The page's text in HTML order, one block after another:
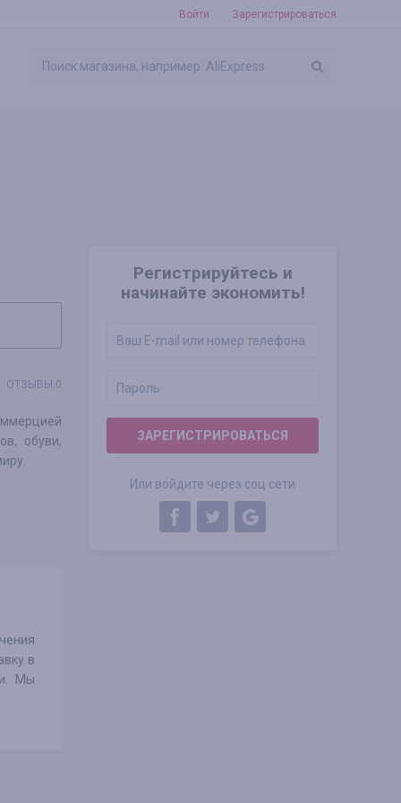
Войти Зарегистрироваться
Регистрируйтесь и
начинайте экономить!
ЗАРЕГИСТРИРОВАТЬСЯ
Или войдите через соц сети
ОТЗЫВЫ 0
обуви,
в
Мы